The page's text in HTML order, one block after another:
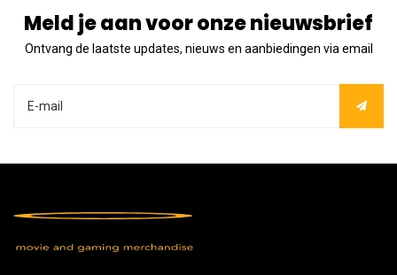
Meld je aan voor onze nieuwsbrief
Ontvang de laatste updates, nieuws en aanbiedingen via email